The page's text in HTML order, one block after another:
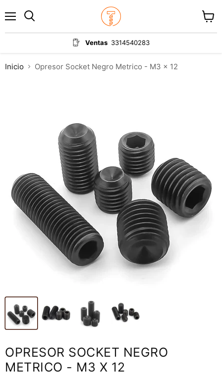
Ventas 3314540283
carrito
Inicio Opresor Socket Negro Metrico - M3 x 12
OPRESOR SOCKET NEGRO
METRICO - M3 X 12